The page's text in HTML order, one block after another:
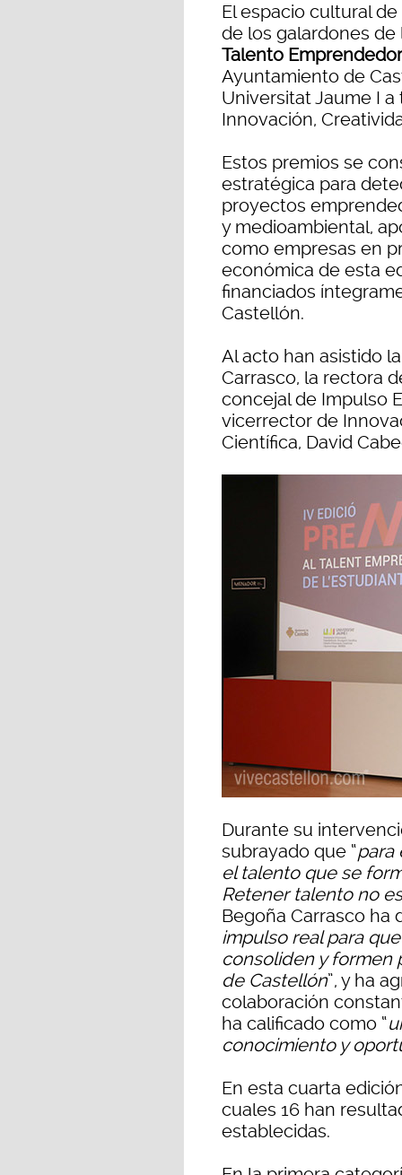
El espacio cultural
de los galardones
Talento
Ayuntamiento de
Universitat Jaume I a
Innovación,
Estos premios se
estratégica para
proyectos
y medioambiental,
como empresas en
económica de esta
financiados
Castellón.
Al acto han asistido
Carrasco, la rectora
concejal de Impulso
vicerrector de
Científica, David
Durante su
subrayado que “para
el talento que se
Retener talento no
Begoña Carrasco
impulso real para
consoliden y formen
de Castellón”, y ha
colaboración
ha calificado como “
conocimiento y
En esta cuarta
cuales 16 han
establecidas.